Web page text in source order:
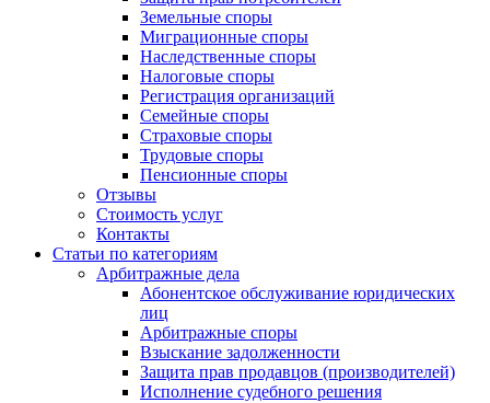
Земельные споры
Миграционные споры
Наследственные споры
Налоговые споры
Регистрация организаций
Семейные споры
Страховые споры
Трудовые споры
Пенсионные споры
Отзывы
Стоимость услуг
Контакты
Статьи по категориям
Арбитражные дела
Абонентское обслуживание юридических
лиц
Арбитражные споры
Взыскание задолженности
Защита прав продавцов (производителей)
Исполнение судебного решения